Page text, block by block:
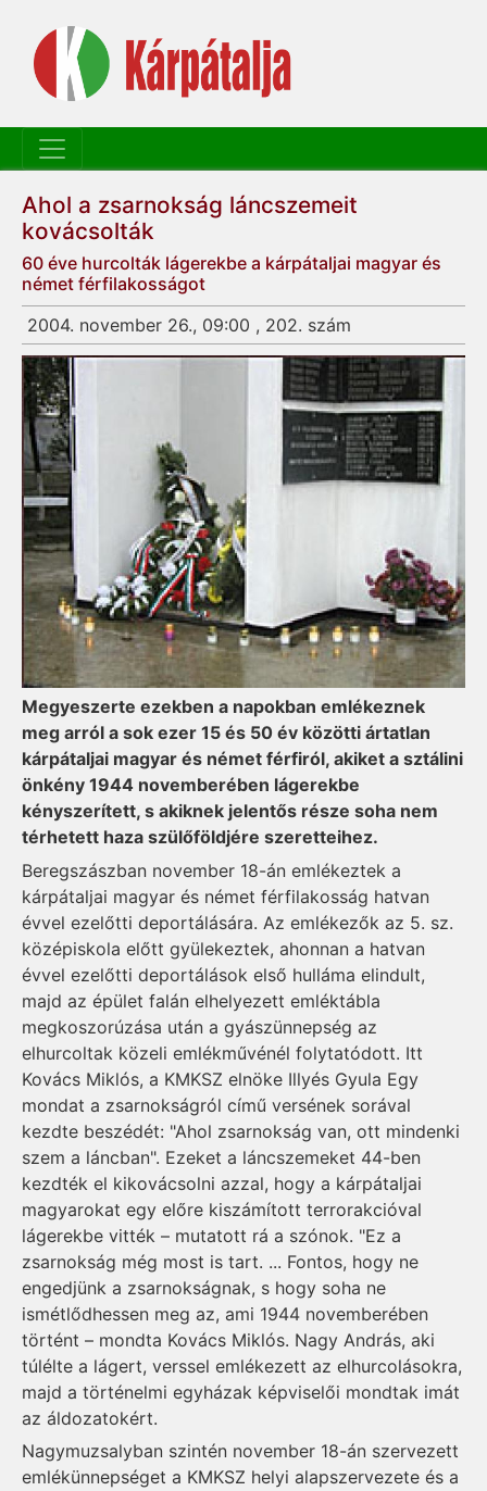
Ahol a zsarnokság láncszemeit
kovácsolták
60 éve hurcolták lágerekbe a kárpátaljai magyar és
német férfilakosságot
2004. november 26., 09:00 , 202. szám
Megyeszerte ezekben a napokban emlékeznek
meg arról a sok ezer 15 és 50 év közötti ártatlan
kárpátaljai magyar és német férfiról, akiket a sztálini
önkény 1944 novemberében lágerekbe
kényszerített, s akiknek jelentős része soha nem
térhetett haza szülőföldjére szeretteihez.
Beregszászban november 18-án emlékeztek a
kárpátaljai magyar és német férfilakosság hatvan
évvel ezelőtti deportálására. Az emlékezők az 5. sz.
középiskola előtt gyülekeztek, ahonnan a hatvan
évvel ezelőtti deportálások első hulláma elindult,
majd az épület falán elhelyezett emléktábla
megkoszorúzása után a gyászünnepség az
elhurcoltak közeli emlékművénél folytatódott. Itt
Kovács Miklós, a KMKSZ elnöke Illyés Gyula Egy
mondat a zsarnokságról című versének sorával
kezdte beszédét: "Ahol zsarnokság van, ott mindenki
szem a láncban". Ezeket a láncszemeket 44-ben
kezdték el kikovácsolni azzal, hogy a kárpátaljai
magyarokat egy előre kiszámított terrorakcióval
lágerekbe vitték – mutatott rá a szónok. "Ez a
zsarnokság még most is tart. ... Fontos, hogy ne
engedjünk a zsarnokságnak, s hogy soha ne
ismétlődhessen meg az, ami 1944 novemberében
történt – mondta Kovács Miklós. Nagy András, aki
túlélte a lágert, verssel emlékezett az elhurcolásokra,
majd a történelmi egyházak képviselői mondtak imát
az áldozatokért.
Nagymuzsalyban szintén november 18-án szervezett
emlékünnepséget a KMKSZ helyi alapszervezete és a